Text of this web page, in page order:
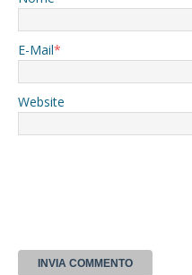
E-Mail*
Website